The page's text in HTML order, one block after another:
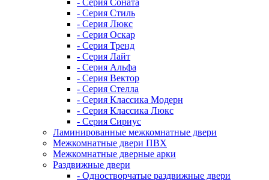
- Серия Соната
- Серия Стиль
- Серия Люкс
- Серия Оскар
- Серия Тренд
- Серия Лайт
- Серия Альфа
- Серия Вектор
- Серия Стелла
- Серия Классика Модерн
- Серия Классика Люкс
- Серия Сириус
Ламинированные межкомнатные двери
Межкомнатные двери ПВХ
Межкомнатные дверные арки
Раздвижные двери
- Одностворчатые раздвижные двери